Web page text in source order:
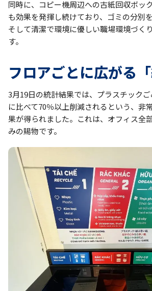
同時に、コピー機周辺への古紙回収ボッ
も効果を発揮し続けており、ゴミの分別
そして清潔で環境に優しい職場環境づく
す。
フロアごとに広がる「
3月19日の統計結果では、プラスチック
に比べて70％以上削減されるという、非
果が得られました。これは、オフィス全
みの賜物です。